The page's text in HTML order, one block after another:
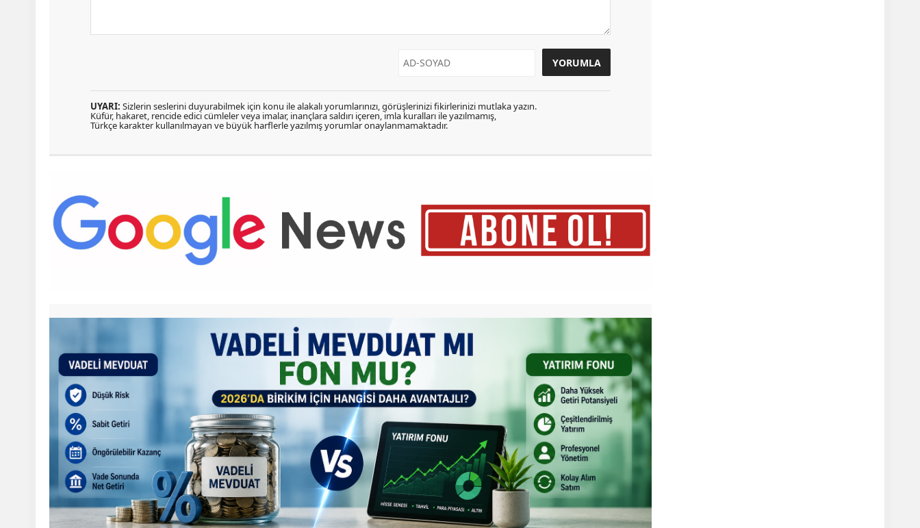
UYARI: Sizlerin seslerini duyurabilmek için konu ile alakalı yorumlarınızı, görüşlerinizi fikirlerinizi mutlaka yazın.
Küfür, hakaret, rencide edici cümleler veya imalar, inançlara saldırı içeren, imla kuralları ile yazılmamış,
Türkçe karakter kullanılmayan ve büyük harflerle yazılmış yorumlar onaylanmamaktadır.